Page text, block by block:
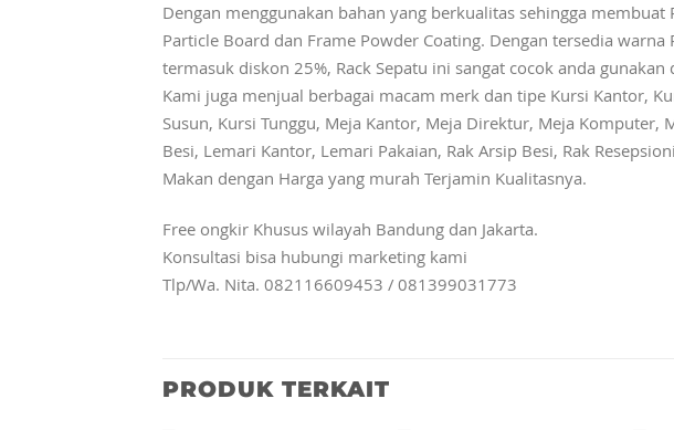
Dengan menggunakan bahan yang berkualitas sehingga
Particle Board dan Frame Powder Coating. Dengan tersedia
termasuk diskon 25%, Rack Sepatu ini sangat cocok anda gunakan
Kami juga menjual berbagai macam merk dan tipe Kursi Kantor,
Susun, Kursi Tunggu, Meja Kantor, Meja Direktur, Meja Komputer,
Besi, Lemari Kantor, Lemari Pakaian, Rak Arsip Besi, Rak
Makan dengan Harga yang murah Terjamin Kualitasnya.
Free ongkir Khusus wilayah Bandung dan Jakarta.
Konsultasi bisa hubungi marketing kami
Tlp/Wa. Nita. 082116609453 / 081399031773
PRODUK TERKAIT